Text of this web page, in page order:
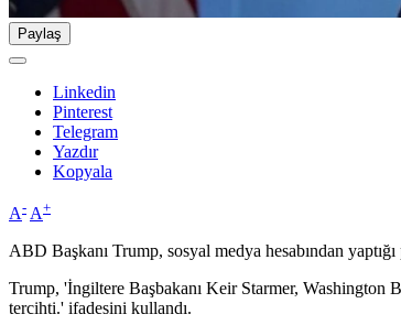
Paylaş
Linkedin
Pinterest
Telegram
Yazdır
Kopyala
A- A+
ABD Başkanı Trump, sosyal medya hesabından
Trump, 'İngiltere Başbakanı Keir Starmer, Washington
tercihti.' ifadesini kullandı.